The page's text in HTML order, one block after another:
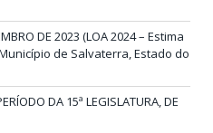
DE 2023 (LOA 2024 – Estima
de Salvaterra, Estado do
DA 15ª LEGISLATURA, DE